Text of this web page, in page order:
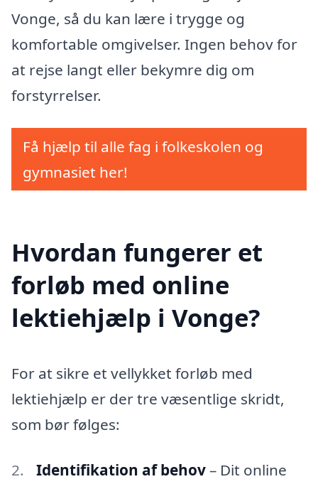
Vonge, så du kan lære i trygge og
komfortable omgivelser. Ingen behov for
at rejse langt eller bekymre dig om
forstyrrelser.
Få hjælp til alle fag i folkeskolen og
gymnasiet her!
Hvordan fungerer et
forløb med online
lektiehjælp i Vonge?
For at sikre et vellykket forløb med
lektiehjælp er der tre væsentlige skridt,
som bør følges:
Identifikation af behov– Dit online